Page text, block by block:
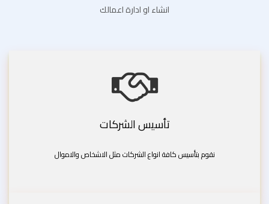
انشاء او ادارة اعمالك
تأسيس الشركات
نقوم بتأسيس كافة انواع الشركات مثل الاشخاص والاموال